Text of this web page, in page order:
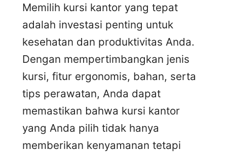
Memilih kursi kantor yang tepat
adalah investasi penting untuk
kesehatan dan produktivitas Anda.
Dengan mempertimbangkan jenis
kursi, fitur ergonomis, bahan, serta
tips perawatan, Anda dapat
memastikan bahwa kursi kantor
yang Anda pilih tidak hanya
memberikan kenyamanan tetapi